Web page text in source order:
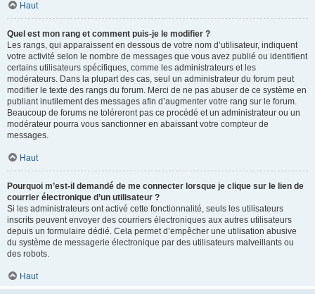
Haut
Quel est mon rang et comment puis-je le modifier ?
Les rangs, qui apparaissent en dessous de votre nom d’utilisateur, indiquent
votre activité selon le nombre de messages que vous avez publié ou identifient
certains utilisateurs spécifiques, comme les administrateurs et les
modérateurs. Dans la plupart des cas, seul un administrateur du forum peut
modifier le texte des rangs du forum. Merci de ne pas abuser de ce système en
publiant inutilement des messages afin d’augmenter votre rang sur le forum.
Beaucoup de forums ne toléreront pas ce procédé et un administrateur ou un
modérateur pourra vous sanctionner en abaissant votre compteur de
messages.
Haut
Pourquoi m’est-il demandé de me connecter lorsque je clique sur le lien de
courrier électronique d’un utilisateur ?
Si les administrateurs ont activé cette fonctionnalité, seuls les utilisateurs
inscrits peuvent envoyer des courriers électroniques aux autres utilisateurs
depuis un formulaire dédié. Cela permet d’empêcher une utilisation abusive
du système de messagerie électronique par des utilisateurs malveillants ou
des robots.
Haut